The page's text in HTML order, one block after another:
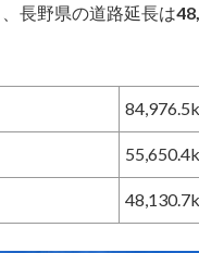
長野県の道路延長は